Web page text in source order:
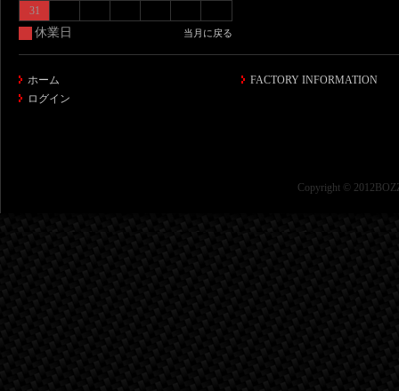
31
休業日 当月に戻る
ホーム
ログイン
FACTORY INFORMATION
Copyright ©